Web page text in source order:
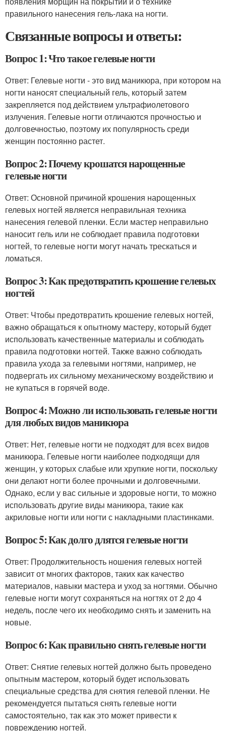
правильного нанесения гель-лака на ногти.
Связанные вопросы и ответы:
Вопрос 1: Что такое гелевые ногти
Ответ: Гелевые ногти - это вид маникюра, при котором на
ногти наносят специальный гель, который затем
закрепляется под действием ультрафиолетового
излучения. Гелевые ногти отличаются прочностью и
долговечностью, поэтому их популярность среди
женщин постоянно растет.
Вопрос 2: Почему крошатся нарощенные
гелевые ногти
Ответ: Основной причиной крошения нарощенных
гелевых ногтей является неправильная техника
нанесения гелевой пленки. Если мастер неправильно
наносит гель или не соблюдает правила подготовки
ногтей, то гелевые ногти могут начать трескаться и
ломаться.
Вопрос 3: Как предотвратить крошение гелевых
ногтей
Ответ: Чтобы предотвратить крошение гелевых ногтей,
важно обращаться к опытному мастеру, который будет
использовать качественные материалы и соблюдать
правила подготовки ногтей. Также важно соблюдать
правила ухода за гелевыми ногтями, например, не
подвергать их сильному механическому воздействию и
не купаться в горячей воде.
Вопрос 4: Можно ли использовать гелевые ногти
для любых видов маникюра
Ответ: Нет, гелевые ногти не подходят для всех видов
маникюра. Гелевые ногти наиболее подходящи для
женщин, у которых слабые или хрупкие ногти, поскольку
они делают ногти более прочными и долговечными.
Однако, если у вас сильные и здоровые ногти, то можно
использовать другие виды маникюра, такие как
акриловые ногти или ногти с накладными пластинками.
Вопрос 5: Как долго длятся гелевые ногти
Ответ: Продолжительность ношения гелевых ногтей
зависит от многих факторов, таких как качество
материалов, навыки мастера и уход за ногтями. Обычно
гелевые ногти могут сохраняться на ногтях от 2 до 4
недель, после чего их необходимо снять и заменить на
новые.
Вопрос 6: Как правильно снять гелевые ногти
Ответ: Снятие гелевых ногтей должно быть проведено
опытным мастером, который будет использовать
специальные средства для снятия гелевой пленки. Не
рекомендуется пытаться снять гелевые ногти
самостоятельно, так как это может привести к
повреждению ногтей.